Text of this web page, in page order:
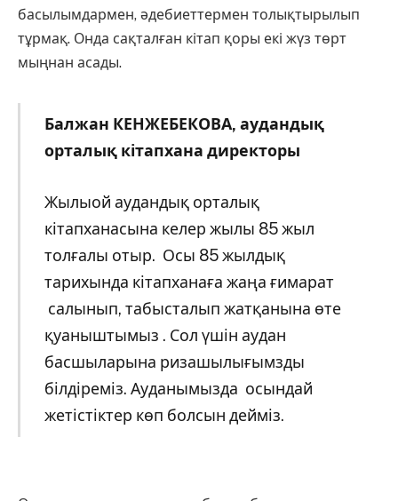
басылымдармен, әдебиеттермен толықтырылып
тұрмақ. Онда сақталған кітап қоры екі жүз төрт
мыңнан асады.
Балжан КЕНЖЕБЕКОВА, аудандық
орталық кітапхана директоры
Жылыой аудандық орталық
кітапханасына келер жылы 85 жыл
толғалы отыр. Осы 85 жылдық
тарихында кітапханаға жаңа ғимарат
салынып, табысталып жатқанына өте
қуаныштымыз . Сол үшін аудан
басшыларына ризашылығымзды
білдіреміз. Ауданымызда осындай
жетістіктер көп болсын дейміз.